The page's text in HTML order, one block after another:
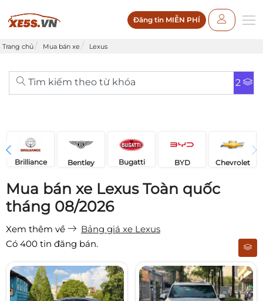
Đăng tin MIỄN PHÍ
Trang chủ Mua bán xe Lexus
Tìm kiếm theo từ khóa 2
Brilliance Bentley Bugatti BYD Chevrolet
Mua bán xe Lexus Toàn quốc
tháng 08/2026
Xem thêm về
Bảng giá xe Lexus
Có 400 tin đăng bán.